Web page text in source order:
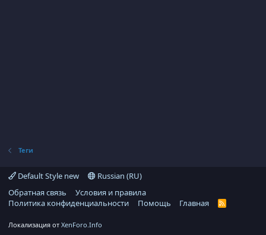
Теги
Default Style new
Russian (RU)
Обратная связь
Условия и правила
Политика конфиденциальности
Помощь Главная
R
Локализация от XenForo.Info